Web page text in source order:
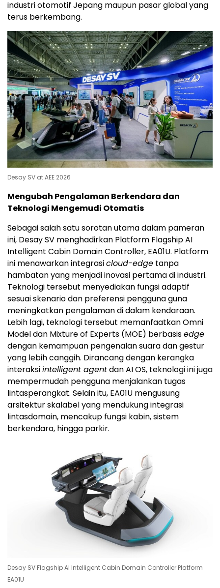
industri otomotif Jepang maupun pasar global yang
terus berkembang.
Desay SV at AEE 2026
Mengubah Pengalaman Berkendara dan
Teknologi Mengemudi Otomatis
Sebagai salah satu sorotan utama dalam pameran
ini, Desay SV menghadirkan Platform Flagship AI
Intelligent Cabin Domain Controller, EA01U. Platform
ini menawarkan integrasicloud-edge tanpa
hambatan yang menjadi inovasi pertama di industri.
Teknologi tersebut menyediakan fungsi adaptif
sesuai skenario dan preferensi pengguna guna
meningkatkan pengalaman di dalam kendaraan.
Lebih lagi, teknologi tersebut memanfaatkan Omni
Model dan Mixture of Experts (MOE) berbasisedge
dengan kemampuan pengenalan suara dan gestur
yang lebih canggih. Dirancang dengan kerangka
interaksiintelligent agentdan AI OS, teknologi ini juga
mempermudah pengguna menjalankan tugas
lintasperangkat. Selain itu, EA01U mengusung
arsitektur skalabel yang mendukung integrasi
lintasdomain, mencakup fungsi kabin, sistem
berkendara, hingga parkir.
Desay SV Flagship AI Intelligent Cabin Domain Controller Platform
EA01U